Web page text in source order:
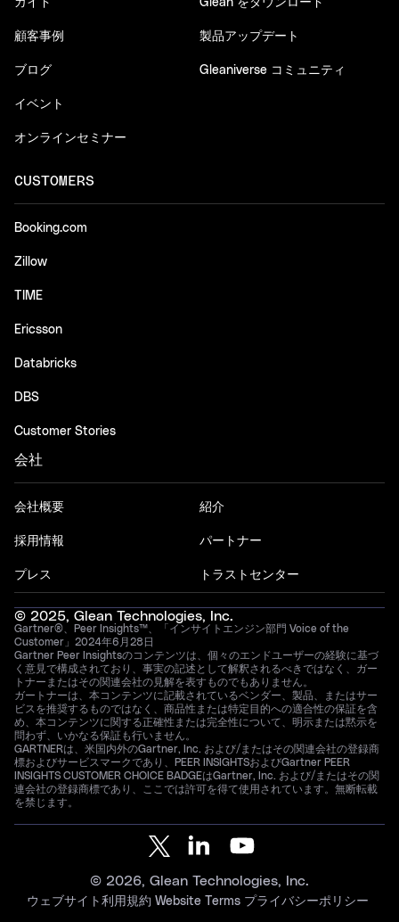
ガイド
顧客事例
ブログ
イベント
オンラインセミナー
Glean をダウンロード
製品アップデート
Gleaniverse コミュニティ
CUSTOMERS
Booking.com
Zillow
TIME
Ericsson
Databricks
DBS
Customer Stories
会社
会社概要
採用情報
プレス
紹介
パートナー
トラストセンター
© 2025, Glean Technologies, Inc.
Gartner®、Peer Insights™、「インサイトエンジン部門 Voice of the
Customer」2024年6月28日
Gartner Peer Insightsのコンテンツは、個々のエンドユーザーの経験に基づ
く意見で構成されており、事実の記述として解釈されるべきではなく、ガー
トナーまたはその関連会社の見解を表すものでもありません。
ガートナーは、本コンテンツに記載されているベンダー、製品、またはサー
ビスを推奨するものではなく、商品性または特定目的への適合性の保証を含
め、本コンテンツに関する正確性または完全性について、明示または黙示を
問わず、いかなる保証も行いません。
GARTNERは、米国内外のGartner, Inc. および/またはその関連会社の登録商
標およびサービスマークであり、PEER INSIGHTSおよびGartner PEER
INSIGHTS CUSTOMER CHOICE BADGEはGartner, Inc. および/またはその関
連会社の登録商標であり、ここでは許可を得て使用されています。無断転載
を禁じます。
© 2026, Glean Technologies, Inc.
ウェブサイト利用規約 Website Terms プライバシーポリシー